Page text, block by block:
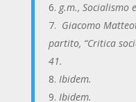
g.m., Socialismo
Giacomo
partito, “Critica
41.
Ibidem.
Ibidem.